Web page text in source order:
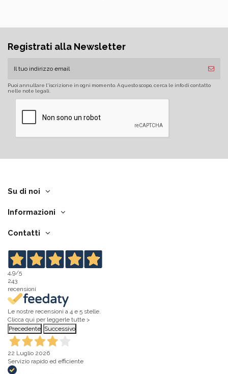
Registrati alla Newsletter
Puoi annullare l'iscrizione in ogni momento. A questo scopo, cerca le info di contatto
nelle note legali.
Su di noi
Informazioni
Contatti
4,9/5
243
recensioni
Le nostre recensioni a 4 e 5 stelle.
Clicca qui per leggerle tutte >
Precedente Successivo
22 Luglio 2026
Servizio rapido ed efficiente